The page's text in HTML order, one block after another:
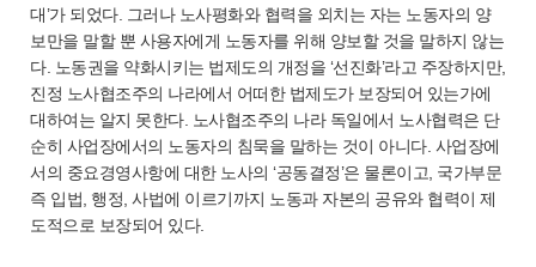
대’가 되었다. 그러나 노사평화와 협력을 외치는 자는 노동자의 양
보만을 말할 뿐 사용자에게 노동자를 위해 양보할 것을 말하지 않는
다. 노동권을 약화시키는 법제도의 개정을 ‘선진화’라고 주장하지만,
진정 노사협조주의 나라에서 어떠한 법제도가 보장되어 있는가에
대하여는 알지 못한다. 노사협조주의 나라 독일에서 노사협력은 단
순히 사업장에서의 노동자의 침묵을 말하는 것이 아니다. 사업장에
서의 중요경영사항에 대한 노사의 ‘공동결정’은 물론이고, 국가부문
즉 입법, 행정, 사법에 이르기까지 노동과 자본의 공유와 협력이 제
도적으로 보장되어 있다.